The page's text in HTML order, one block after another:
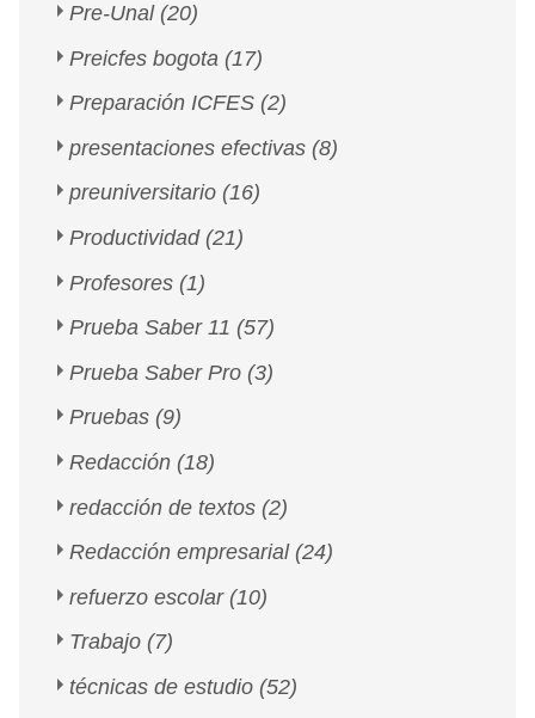
Pre-Unal (20)
Preicfes bogota (17)
Preparación ICFES (2)
presentaciones efectivas (8)
preuniversitario (16)
Productividad (21)
Profesores (1)
Prueba Saber 11 (57)
Prueba Saber Pro (3)
Pruebas (9)
Redacción (18)
redacción de textos (2)
Redacción empresarial (24)
refuerzo escolar (10)
Trabajo (7)
técnicas de estudio (52)